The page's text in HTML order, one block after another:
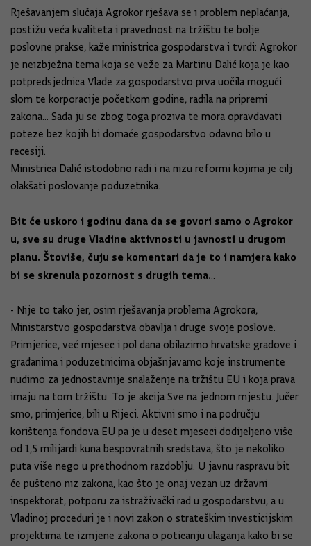
Rješavanjem slučaja Agrokor rješava se i problem neplaćanja,
postižu veća kvaliteta i pravednost na tržištu te bolje
poslovne prakse, kaže ministrica gospodarstva i tvrdi: Agrokor
je neizbježna tema koja se veže za Martinu Dalić koja je kao
potpredsjednica Vlade za gospodarstvo prva uočila mogući
slom te korporacije početkom godine, radila na pripremi
zakona... Sada ju se zbog toga proziva te mora opravdavati
poteze bez kojih bi domaće gospodarstvo odavno bilo u
recesiji.
Ministrica Dalić istodobno radi i na nizu reformi kojima je cilj
olakšati poslovanje poduzetnika.
Bit će uskoro i godinu dana da se govori samo o Agrokor
u, sve su druge Vladine aktivnosti u javnosti u drugom
planu. Štoviše, čuju se komentari da je to i namjera kako
bi se skrenula pozornost s drugih tema...
- Nije to tako jer, osim rješavanja problema Agrokora,
Ministarstvo gospodarstva obavlja i druge svoje poslove.
Primjerice, već mjesec i pol dana obilazimo hrvatske gradove i
građanima i poduzetnicima objašnjavamo koje instrumente
nudimo za jednostavnije snalaženje na tržištu EU i koja prava
imaju na tom tržištu. To je akcija Sve na jednom mjestu. Jučer
smo, primjerice, bili u Rijeci. Aktivni smo i na području
korištenja fondova EU pa je u deset mjeseci dodijeljeno više
od 1,5 milijardi kuna bespovratnih sredstava, što je nekoliko
puta više nego u prethodnom razdoblju. U javnu raspravu bit
će pušteno niz zakona, kao što je onaj vezan uz državni
inspektorat, potporu za istraživački rad u gospodarstvu, a u
Vladinoj proceduri je i novi zakon o strateškim investicijskim
projektima te izmjene zakona o poticanju ulaganja kako bi se